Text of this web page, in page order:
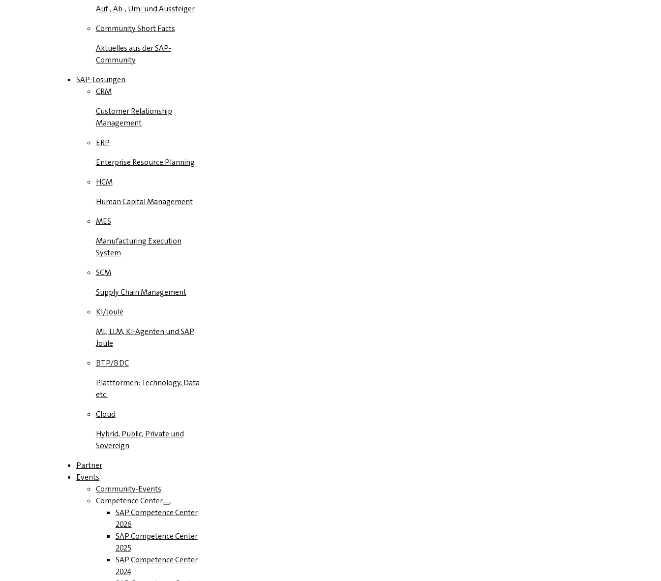
Auf-, Ab-, Um- und Aussteiger
Community Short Facts
Aktuelles aus der SAP-
Community
SAP-Lösungen
CRM
Customer Relationship
Management
ERP
Enterprise Resource Planning
HCM
Human Capital Management
MES
Manufacturing Execution
System
SCM
Supply Chain Management
KI/Joule
ML, LLM, KI-Agenten und SAP
Joule
BTP/BDC
Plattformen: Technology, Data
etc.
Cloud
Hybrid, Public, Private und
Sovereign
Partner
Events
Community-Events
Competence Center
SAP Competence Center
2026
SAP Competence Center
2025
SAP Competence Center
2024